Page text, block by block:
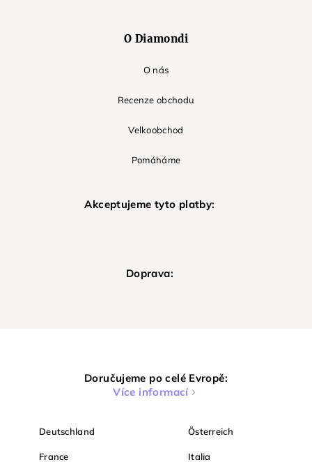
O Diamondi
O nás
Recenze obchodu
Velkoobchod
Pomáháme
Akceptujeme tyto platby:
Doprava:
Doručujeme po celé Evropě:
Více informací
Deutschland Österreich
France Italia